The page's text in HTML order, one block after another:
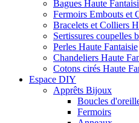
Bagues Haute
Fermoirs Embouts et
Bracelets et Colliers
Sertissures coupelles
Perles Haute Fantaisie
Chandeliers Haute
Cotons cirés Haute
Espace DIY
Apprêts Bijoux
Boucles
Fermoirs